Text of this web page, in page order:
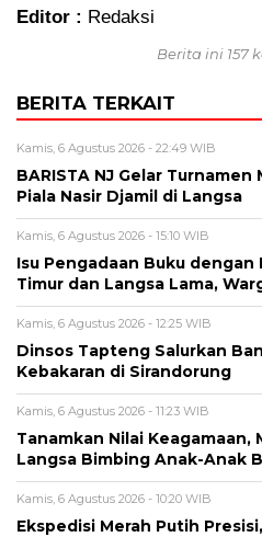
Editor : Redaksi
Berita ini 157
BERITA TERKAIT
Kamis, 6 Agustus 2026 - 22:49 WIB
BARISTA NJ Gelar
Piala Nasir Djamil di Langsa
Kamis, 6 Agustus 2026 - 15:10 WIB
Isu Pengadaan Buku dengan
Timur dan Langsa Lama,
Kamis, 6 Agustus 2026 - 12:25 WIB
Dinsos Tapteng Salurkan
Kebakaran di Sirandorung
Kamis, 6 Agustus 2026 - 11:23 WIB
Tanamkan Nilai Keagamaan,
Langsa Bimbing Anak-Anak
Kamis, 6 Agustus 2026 - 10:20 WIB
Ekspedisi Merah Putih